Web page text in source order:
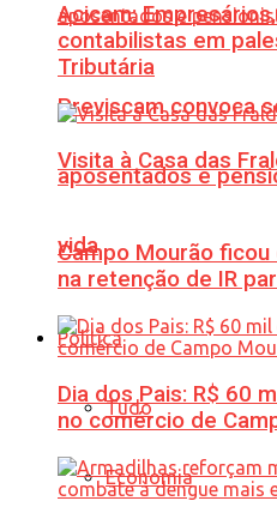
Previscam convoca
aposentados e
vida
Política
Tudo
Economia
Acicam:
contabilistas em
Tributária
Visita à Casa das
Campo Mourão ficou
na retenção de IR
Dia dos Pais: R$ 60
no comércio de